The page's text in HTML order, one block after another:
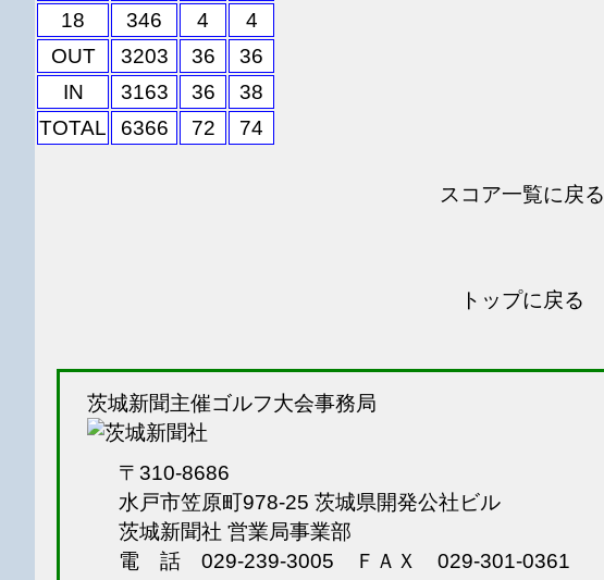
18
346 4
4
OUT
3203 36
36
IN
3163 36
38
TOTAL
6366 72 74
スコア一覧に戻る
トップに戻る
茨城新聞主催ゴルフ大会事務局
〒310-8686
水戸市笠原町978-25 茨城県開発公社ビル
茨城新聞社 営業局事業部
電 話 029-239-3005
ＦＡＸ 029-301-0361